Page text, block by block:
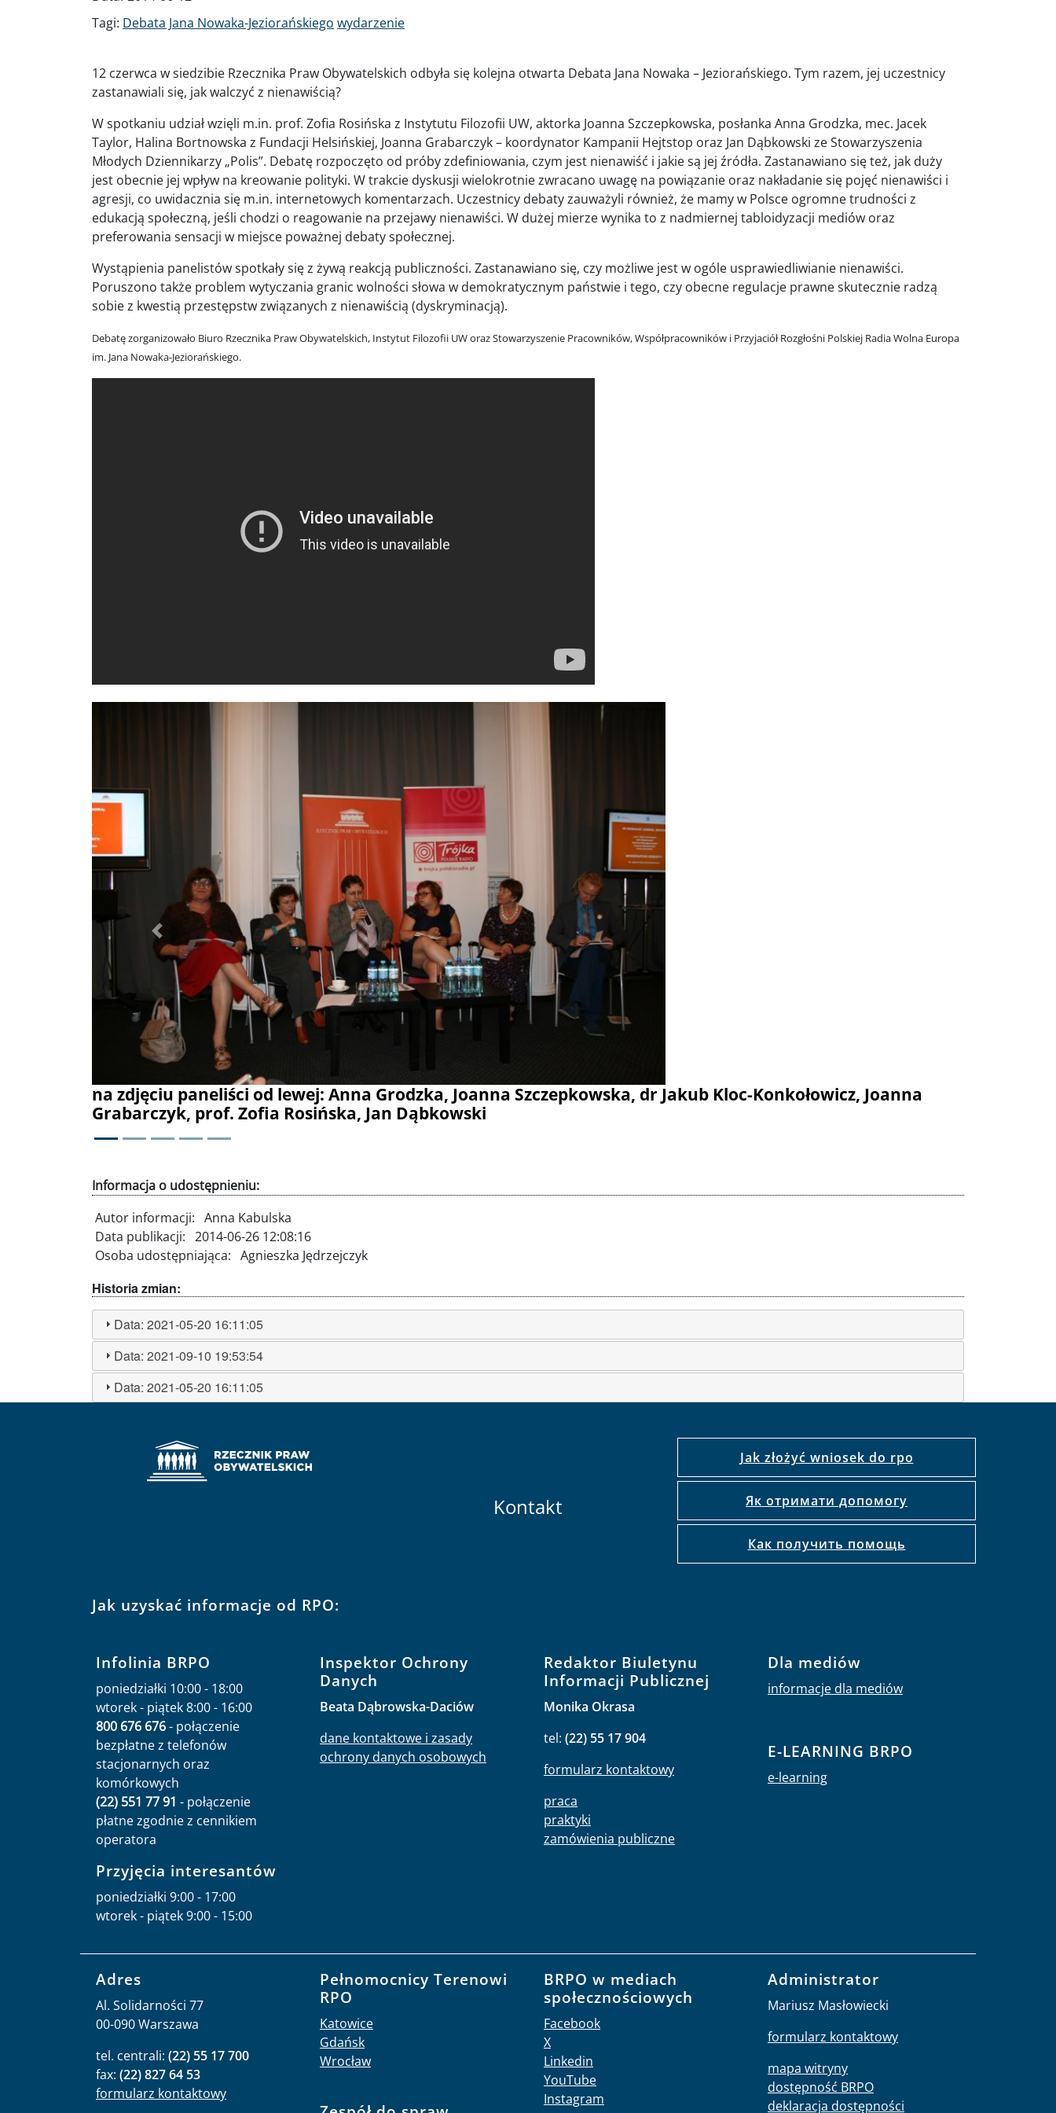
Tagi: Debata Jana Nowaka-Jeziorańskiego wydarzenie
12 czerwca w siedzibie Rzecznika Praw Obywatelskich odbyła się kolejna otwarta Debata Jana Nowaka – Jeziorańskiego. Tym razem, jej uczestnicy
zastanawiali się, jak walczyć z nienawiścią?
W spotkaniu udział wzięli m.in. prof. Zofia Rosińska z Instytutu Filozofii UW, aktorka Joanna Szczepkowska, posłanka Anna Grodzka, mec. Jacek
Taylor, Halina Bortnowska z Fundacji Helsińskiej, Joanna Grabarczyk – koordynator Kampanii Hejtstop oraz Jan Dąbkowski ze Stowarzyszenia
Młodych Dziennikarzy „Polis”. Debatę rozpoczęto od próby zdefiniowania, czym jest nienawiść i jakie są jej źródła. Zastanawiano się też, jak duży
jest obecnie jej wpływ na kreowanie polityki. W trakcie dyskusji wielokrotnie zwracano uwagę na powiązanie oraz nakładanie się pojęć nienawiści i
agresji, co uwidacznia się m.in. internetowych komentarzach. Uczestnicy debaty zauważyli również, że mamy w Polsce ogromne trudności z
edukacją społeczną, jeśli chodzi o reagowanie na przejawy nienawiści. W dużej mierze wynika to z nadmiernej tabloidyzacji mediów oraz
preferowania sensacji w miejsce poważnej debaty społecznej.
Wystąpienia panelistów spotkały się z żywą reakcją publiczności. Zastanawiano się, czy możliwe jest w ogóle usprawiedliwianie nienawiści.
Poruszono także problem wytyczania granic wolności słowa w demokratycznym państwie i tego, czy obecne regulacje prawne skutecznie radzą
sobie z kwestią przestępstw związanych z nienawiścią (dyskryminacją).
Debatę zorganizowało Biuro Rzecznika Praw Obywatelskich, Instytut Filozofii UW oraz Stowarzyszenie Pracowników, Współpracowników i Przyjaciół Rozgłośni Polskiej Radia Wolna Europa
im. Jana Nowaka-Jeziorańskiego.
Anna Grodzka, Joanna Szczepkowska, dr Jakub Kloc-Konkołowicz, Joanna
Jan Dąbkowski
Halina Bortnowska
Poprzednie
Informacja o udostępnieniu:
Autor informacji: Anna Kabulska
Data publikacji: 2014-06-26 12:08:16
Osoba udostępniająca: Agnieszka Jędrzejczyk
Historia zmian:
Data:2021-05-20 16:11:05
Data:2021-09-10 19:53:54
Data:2021-05-20 16:11:05
Kontakt
Jak złożyć wniosek do rpo
Як отримати допомогу
Как получить помощь
Jak uzyskać informacje od RPO:
Infolinia BRPO
poniedziałki 10:00 - 18:00
wtorek - piątek 8:00 - 16:00
800 676 676- połączenie
bezpłatne z telefonów
stacjonarnych oraz
komórkowych
(22) 551 77 91 - połączenie
płatne zgodnie z cennikiem
operatora
Przyjęcia interesantów
poniedziałki 9:00 - 17:00
wtorek - piątek 9:00 - 15:00
Inspektor Ochrony
Danych
Beata Dąbrowska-Daciów
dane kontaktowe i zasady
ochrony danych osobowych
Redaktor Biuletynu
Informacji Publicznej
Monika Okrasa
tel: (22) 55 17 904
formularz kontaktowy
praca
praktyki
zamówienia publiczne
Dla mediów
informacje dla mediów
E-LEARNING BRPO
e-learning
Adres
Al. Solidarności 77
00-090 Warszawa
tel. centrali: (22) 55 17 700
fax: (22) 827 64 53
formularz kontaktowy
Pełnomocnicy Terenowi
RPO
Katowice
Gdańsk
Wrocław
BRPO w mediach
społecznościowych
Facebook
X
Linkedin
YouTube
Instagram
Administrator
Mariusz Masłowiecki
formularz kontaktowy
mapa witryny
dostępność BRPO
deklaracja dostępności